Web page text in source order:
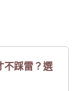
不踩雷？選